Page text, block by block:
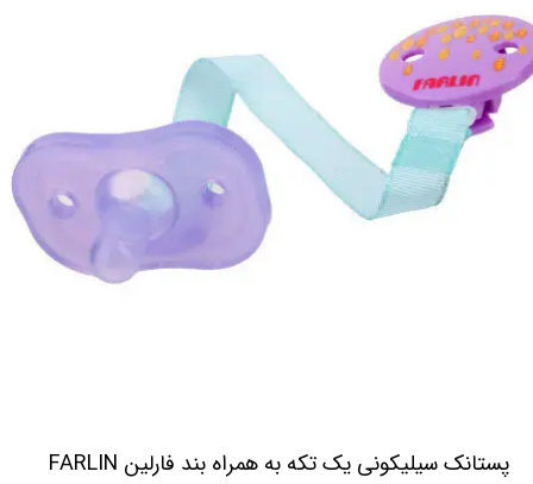
پستانک سیلیکونی یک تکه به همراه بند فارلین FARLIN